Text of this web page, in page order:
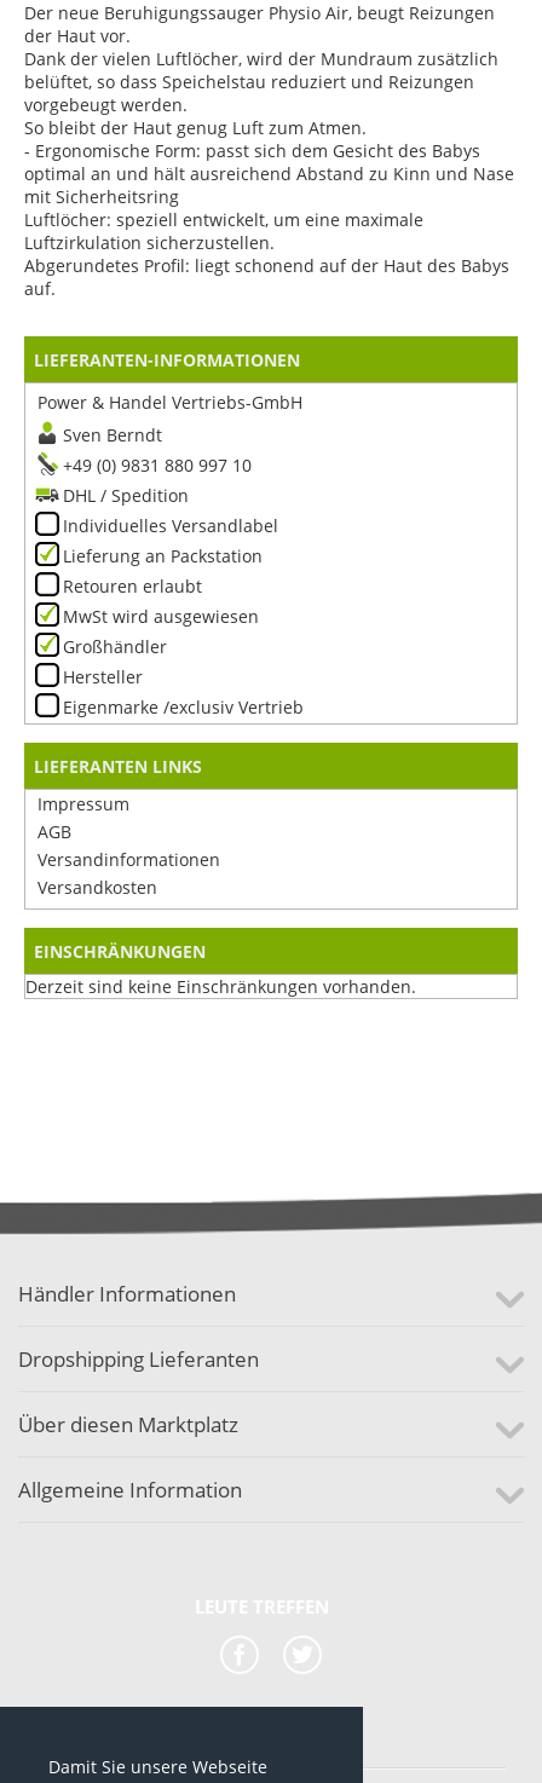
Der neue Beruhigungssauger Physio Air, beugt Reizungen
der Haut vor.
Dank der vielen Luftlöcher, wird der Mundraum zusätzlich
belüftet, so dass Speichelstau reduziert und Reizungen
vorgebeugt werden.
So bleibt der Haut genug Luft zum Atmen.
- Ergonomische Form: passt sich dem Gesicht des Babys
optimal an und hält ausreichend Abstand zu Kinn und Nase
mit Sicherheitsring
Luftlöcher: speziell entwickelt, um eine maximale
Luftzirkulation sicherzustellen.
Abgerundetes Profil: liegt schonend auf der Haut des Babys
auf.
LIEFERANTEN-INFORMATIONEN
Power & Handel Vertriebs-GmbH
Sven Berndt
+49 (0) 9831 880 997 10
DHL / Spedition
Individuelles Versandlabel
Lieferung an Packstation
Retouren erlaubt
MwSt wird ausgewiesen
Großhändler
Hersteller
Eigenmarke /exclusiv Vertrieb
LIEFERANTEN LINKS
Impressum
AGB
Versandinformationen
Versandkosten
EINSCHRÄNKUNGEN
Derzeit sind keine Einschränkungen vorhanden.
Händler Informationen
Dropshipping Lieferanten
Über diesen Marktplatz
Allgemeine Information
Damit Sie unsere Webseite